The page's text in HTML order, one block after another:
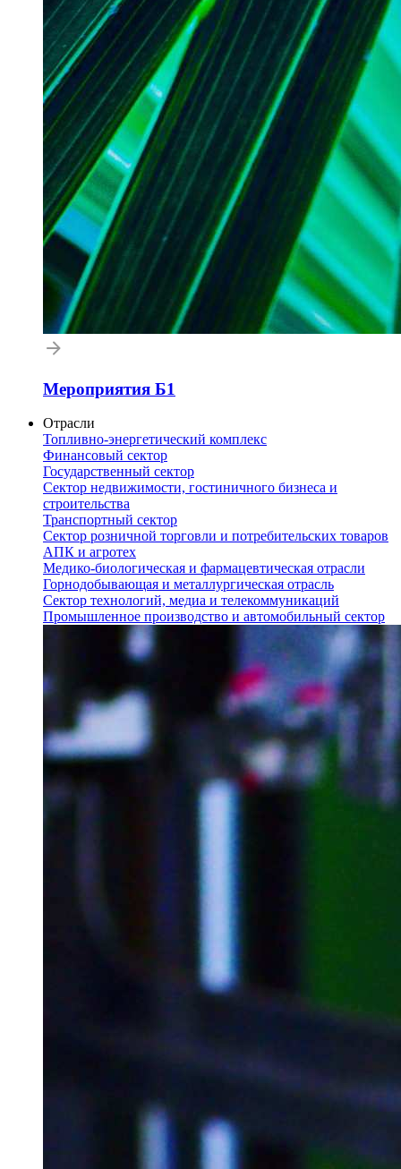
Мероприятия Б1
Отрасли
Топливно-энергетический комплекс
Финансовый сектор
Государственный сектор
Сектор недвижимости, гостиничного бизнеса и
строительства
Транспортный сектор
Сектор розничной торговли и потребительских товаров
АПК и агротех
Медико-биологическая и фармацевтическая отрасли
Горнодобывающая и металлургическая отрасль
Сектор технологий, медиа и телекоммуникаций
Промышленное производство и автомобильный сектор